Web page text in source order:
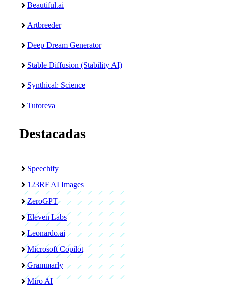
Beautiful.ai
Artbreeder
Deep Dream Generator
Stable Diffusion (Stability AI)
Synthical: Science
Tutoreva
Destacadas
Speechify
123RF AI Images
ZeroGPT
Eleven Labs
Leonardo.ai
Microsoft Copilot
Grammarly
Miro AI